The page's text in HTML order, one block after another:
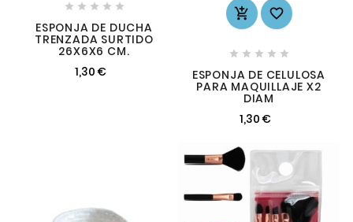
    
ESPONJA DE DUCHA
TRENZADA SURTIDO
26X6X6 CM.
1,30 €
 
    
ESPONJA DE CELULOSA
PARA MAQUILLAJE X2
DIAM
1,30 €